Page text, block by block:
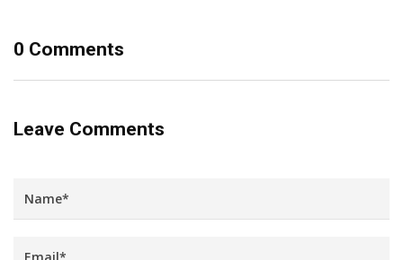
0 Comments
Leave Comments